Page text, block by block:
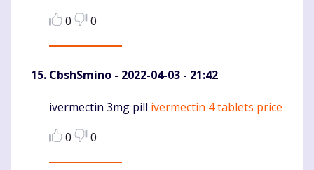
0
0
CbshSmino - 2022-04-03 - 21:42
Komentaras
ivermectin 3mg pill ivermectin 4 tablets price
0
0